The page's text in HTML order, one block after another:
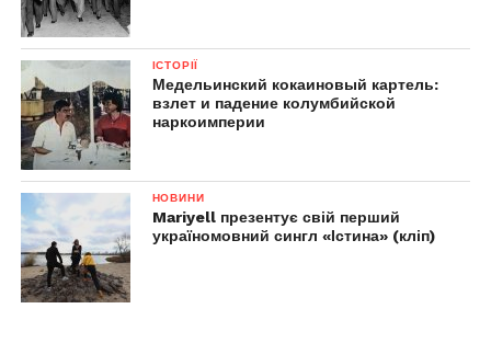
ІСТОРІЇ
Медельинский кокаиновый картель:
взлет и падение колумбийской
наркоимперии
НОВИНИ
Mariyell презентує свій перший
україномовний сингл «Істина» (кліп)